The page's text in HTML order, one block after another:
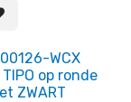
WCX
op ronde
ZWART